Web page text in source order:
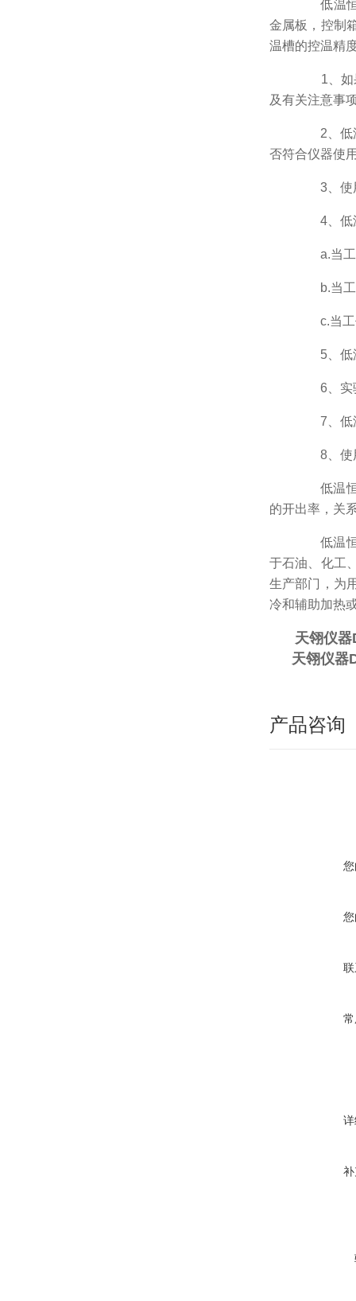
低温恒
金属板，控制
温槽的控温精
1、如果
及有关注意事
2、低温
否符合仪器使
3、使用
4、低温
a.当工
b.当工
c.当工作
5、低温
6、实验
7、低温
8、使用
低温恒
的开出率，关
低温恒
于石油、化工
生产部门，为
冷和辅助加热
天翎仪
天翎仪器
产品咨询